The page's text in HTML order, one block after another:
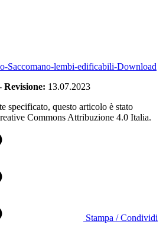
Saccomano-lembi-edificabili-Download
Revisione: 13.07.2023
specificato, questo articolo è stato
Commons Attribuzione 4.0 Italia.
Stampa / Condividi